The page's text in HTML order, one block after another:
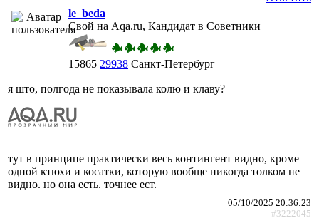
le_beda
Свой на Aqa.ru, Кандидат в Советники
15865 29938 Санкт-Петербург
я што, полгода не показывала колю и клаву?
тут в принципе практически весь контингент видно, кроме
одной ктюхи и косатки, которую вообще никогда толком не
видно. но она есть. точнее ест.
05/10/2025 20:36:23
#3222045